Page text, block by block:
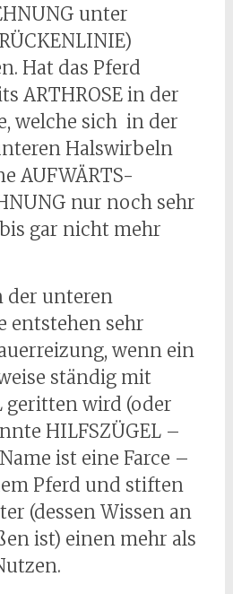
unter
Hat das Pferd
ARTHROSE in der
welche sich in der
Halswirbeln
AUFWÄRTS-
nur noch sehr
gar nicht mehr
unteren
entstehen sehr
wenn ein
ständig mit
geritten wird (oder
HILFSZÜGEL –
ist eine Farce –
Pferd und stiften
(dessen Wissen an
ist) einen mehr als